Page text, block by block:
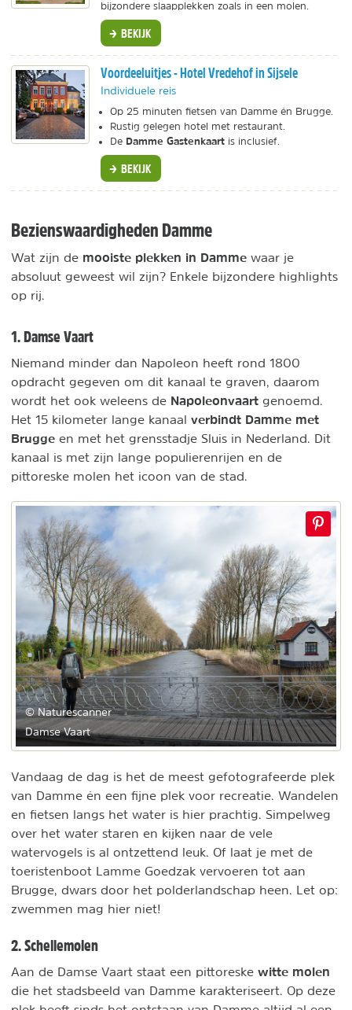
bijzondere slaapplekken zoals in een molen.
BEKIJK
Voordeeluitjes - Hotel Vredehof in Sijsele
Individuele reis
Op 25 minuten fietsen van Damme én Brugge.
Rustig gelegen hotel met restaurant.
De Damme Gastenkaart is inclusief.
BEKIJK
Bezienswaardigheden Damme
Wat zijn de mooiste plekken in Damme waar je
absoluut geweest wil zijn? Enkele bijzondere highlights
op rij.
1. Damse Vaart
Niemand minder dan Napoleon heeft rond 1800
opdracht gegeven om dit kanaal te graven, daarom
wordt het ook weleens de Napoleonvaart genoemd.
Het 15 kilometer lange kanaal verbindt Damme met
Brugge en met het grensstadje Sluis in Nederland. Dit
kanaal is met zijn lange populierenrijen en de
pittoreske molen het icoon van de stad.
© Naturescanner
Damse Vaart
Vandaag de dag is het de meest gefotografeerde plek
van Damme én een fijne plek voor recreatie. Wandelen
en fietsen langs het water is hier prachtig. Simpelweg
over het water staren en kijken naar de vele
watervogels is al ontzettend leuk. Of laat je met de
toeristenboot Lamme Goedzak vervoeren tot aan
Brugge, dwars door het polderlandschap heen. Let op:
zwemmen mag hier niet!
2. Schellemolen
Aan de Damse Vaart staat een pittoreske witte molen
die het stadsbeeld van Damme karakteriseert. Op deze